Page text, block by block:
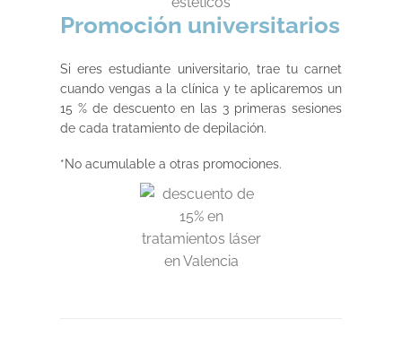
Promoción universitarios
Si eres estudiante universitario, trae tu carnet
cuando vengas a la clínica y te aplicaremos un
15 % de descuento en las 3 primeras sesiones
de cada tratamiento de depilación.
*No acumulable a otras promociones.